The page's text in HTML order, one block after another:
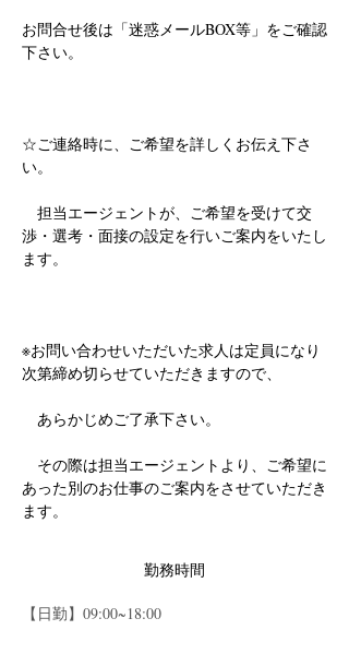
お問合せ後は「迷惑メールBOX等」をご確認
下さい。
☆ご連絡時に、ご希望を詳しくお伝え下さ
い。
担当エージェントが、ご希望を受けて交
渉・選考・面接の設定を行いご案内をいたし
ます。
※お問い合わせいただいた求人は定員になり
次第締め切らせていただきますので、
あらかじめご了承下さい。
その際は担当エージェントより、ご希望に
あった別のお仕事のご案内をさせていただき
ます。
勤務時間
【日勤】09:00~18:00